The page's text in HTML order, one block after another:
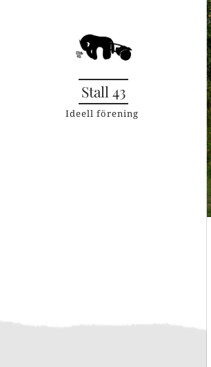
Stall 43
Ideell förening